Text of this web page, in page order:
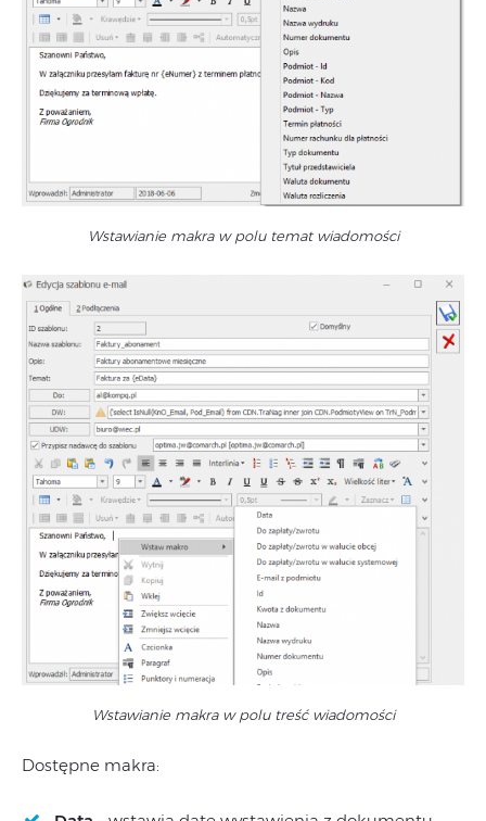
Wstawianie makra w polu temat wiadomości
Wstawianie makra w polu treść wiadomości
Dostępne makra: